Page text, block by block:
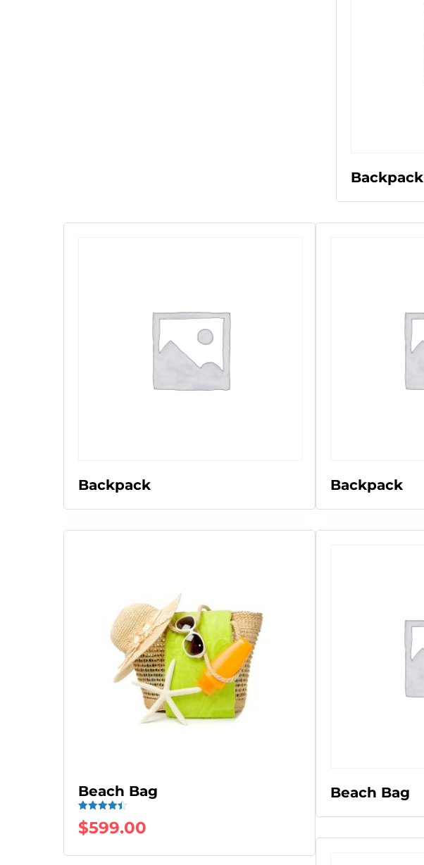
Backpack
Backpack Backpack
Beach Bag
Valorado
con
4.50
$599.00
Beach Bag